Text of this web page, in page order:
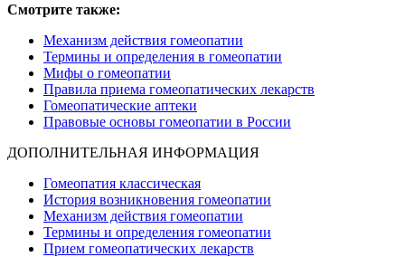
Смотрите также:
Механизм действия гомеопатии
Термины и определения в гомеопатии
Мифы о гомеопатии
Правила приема гомеопатических лекарств
Гомеопатические аптеки
Правовые основы гомеопатии в России
ДОПОЛНИТЕЛЬНАЯ ИНФОРМАЦИЯ
Гомеопатия классическая
История возникновения гомеопатии
Механизм действия гомеопатии
Термины и определения гомеопатии
Прием гомеопатических лекарств